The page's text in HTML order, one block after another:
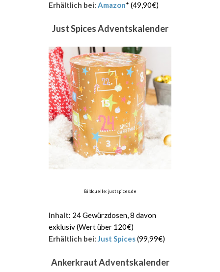
Erhältlich bei: Amazon* (49,90€)
Just Spices Adventskalender
Bildquelle: justspices.de
Inhalt: 24 Gewürzdosen, 8 davon
exklusiv (Wert über 120€)
Erhältlich bei: Just Spices(99,99€)
Ankerkraut Adventskalender